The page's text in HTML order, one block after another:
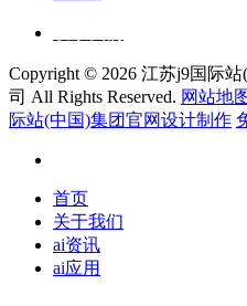
Copyright © 2026 江苏j9国际
司 All Rights Reserved. 网站地
际站(中国)集团官网设计制作
首页
关于我们
ai资讯
ai应用